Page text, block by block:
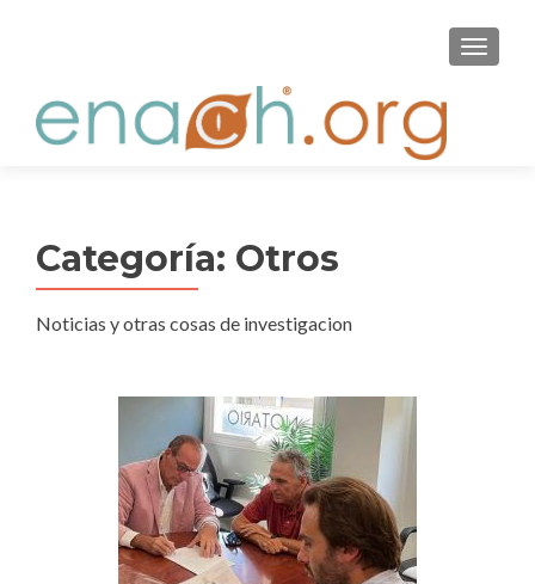
MENU
Categoría: Otros
Noticias y otras cosas de investigacion